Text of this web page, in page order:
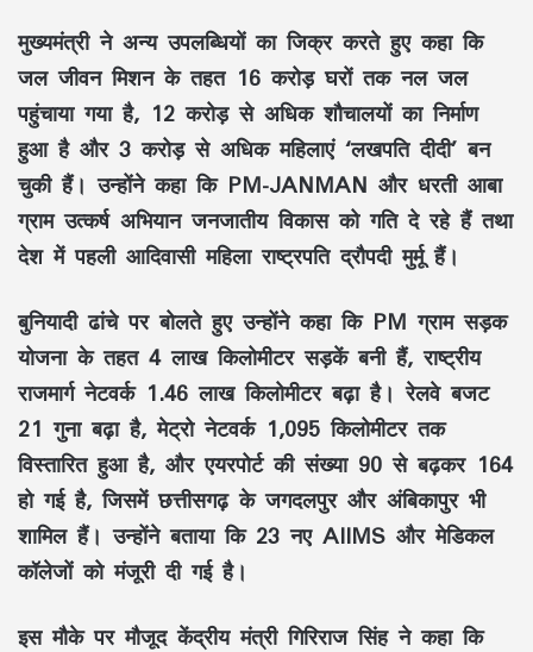
मुख्यमंत्री ने अन्य उपलब्धियों का जिक्र करते हुए कहा कि
जल जीवन मिशनके तहत 16 करोड़ घरों तक नल जल
पहुंचाया गया है, 12 करोड़ से अधिक शौचालयों का निर्माण
हुआ है और 3 करोड़ से अधिक महिलाएं ‘लखपति दीदी’ बन
चुकी हैं। उन्होंने कहा कि PM-JANMAN और धरती आबा
ग्राम उत्कर्ष अभियानजनजातीय विकास को गति दे रहे हैं तथा
देश में पहली आदिवासी महिला राष्ट्रपतिद्रौपदी मुर्मूहैं।
बुनियादी ढांचे पर बोलते हुए उन्होंने कहा कि PM ग्राम सड़क
योजनाके तहत 4 लाख किलोमीटर सड़केंबनी हैं,राष्ट्रीय
राजमार्ग नेटवर्क 1.46 लाख किलोमीटर बढ़ा है। रेलवे बजट
21 गुना बढ़ाहै, मेट्रो नेटवर्क 1,095 किलोमीटर तक
विस्तारित हुआ है, और एयरपोर्ट की संख्या 90 से बढ़कर 164
हो गई है, जिसमें छत्तीसगढ़ केजगदलपुर और अंबिकापुरभी
शामिल हैं। उन्होंने बताया कि 23 नए AIIMS और मेडिकल
कॉलेजोंको मंजूरी दी गई है।
इस मौके पर मौजूद केंद्रीय मंत्रीगिरिराज सिंहने कहा कि